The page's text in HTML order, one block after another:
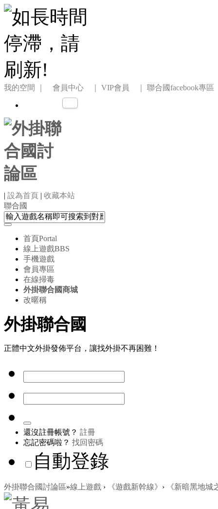
我的空間 ｜ 會員中心 ｜ VIP會員 ｜ 聯合國facebook專區
| 設為首頁 | 收藏本站
聯合國
首頁Portal
線上遊戲BBS
手機遊戲
會員專區
在線掃毒
外掛聯合國商城
改暱稱
外掛聯合國
正體中文外掛發佈平台，讓找外掛不再困難！
還沒註冊帳號？ 註冊
忘記密碼啦？ 找回密碼
自動登錄
外掛聯合國討論區»線上遊戲 › 《遊戲新幹線》 › 《新暗黑地城